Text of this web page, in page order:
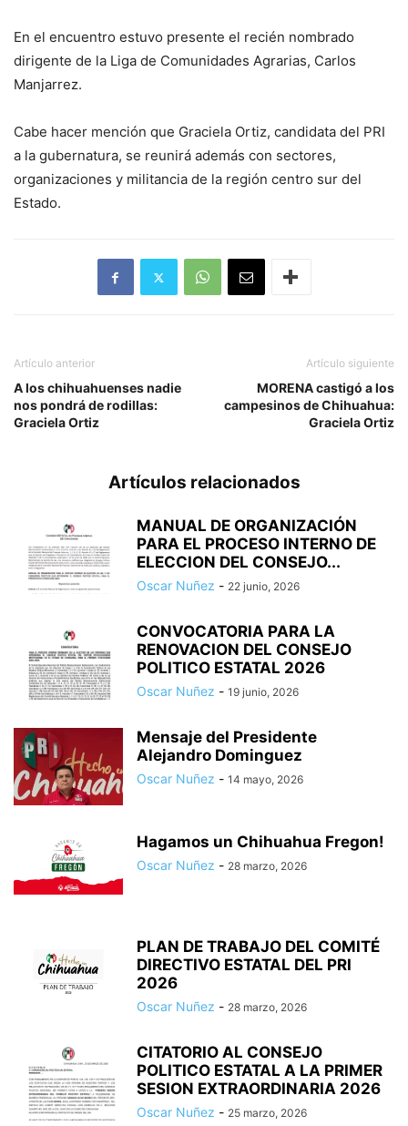
En el encuentro estuvo presente el recién nombrado
dirigente de la Liga de Comunidades Agrarias, Carlos
Manjarrez.
Cabe hacer mención que Graciela Ortiz, candidata del PRI
a la gubernatura, se reunirá además con sectores,
organizaciones y militancia de la región centro sur del
Estado.
Artículo anterior
A los chihuahuenses nadie
nos pondrá de rodillas:
Graciela Ortiz
Artículo siguiente
MORENA castigó a los
campesinos de Chihuahua:
Graciela Ortiz
Artículos relacionados
MANUAL DE ORGANIZACIÓN
PARA EL PROCESO INTERNO DE
ELECCION DEL CONSEJO...
Oscar Nuñez - 22 junio, 2026
CONVOCATORIA PARA LA
RENOVACION DEL CONSEJO
POLITICO ESTATAL 2026
Oscar Nuñez - 19 junio, 2026
Mensaje del Presidente
Alejandro Dominguez
Oscar Nuñez - 14 mayo, 2026
Hagamos un Chihuahua Fregon!
Oscar Nuñez - 28 marzo, 2026
PLAN DE TRABAJO DEL COMITÉ
DIRECTIVO ESTATAL DEL PRI
2026
Oscar Nuñez - 28 marzo, 2026
CITATORIO AL CONSEJO
POLITICO ESTATAL A LA PRIMER
SESION EXTRAORDINARIA 2026
Oscar Nuñez - 25 marzo, 2026